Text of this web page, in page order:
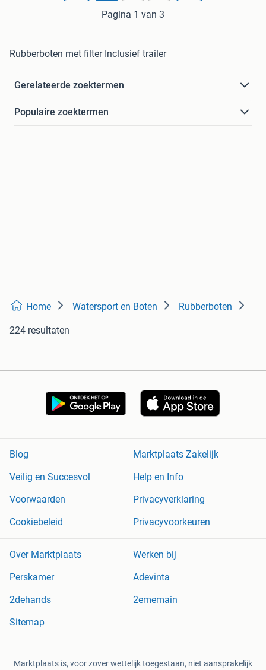
Pagina 1 van 3
Rubberboten met filter Inclusief trailer
Gerelateerde zoektermen
Populaire zoektermen
Home Watersport en Boten Rubberboten
224 resultaten
Blog
Marktplaats Zakelijk
Veilig en Succesvol
Help en Info
Voorwaarden
Privacyverklaring
Cookiebeleid
Privacyvoorkeuren
Over Marktplaats
Werken bij
Perskamer
Adevinta
2dehands
2ememain
Sitemap
Marktplaats is, voor zover wettelijk toegestaan, niet aansprakelijk